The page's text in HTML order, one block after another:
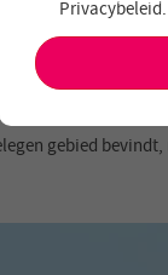
op een elektrische
de elektrische
aanbevolen om
gebied
Privacybeleid.